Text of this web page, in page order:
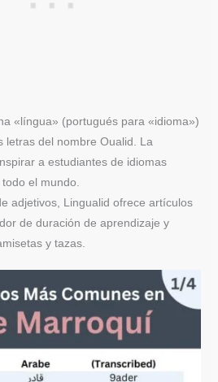
«língua» (portugués para «idioma»)
letras del nombre Oualid. La
a estudiantes de idiomas
el mundo.
adjetivos, Lingualid ofrece artículos
de duración de aprendizaje y
y tazas.